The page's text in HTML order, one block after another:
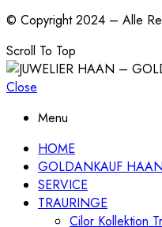
© Copyright 2024 – Alle
Scroll To Top
Close
Menu
HOME
GOLDANKAUF HAAN
SERVICE
TRAURINGE
Cilor Kollektion